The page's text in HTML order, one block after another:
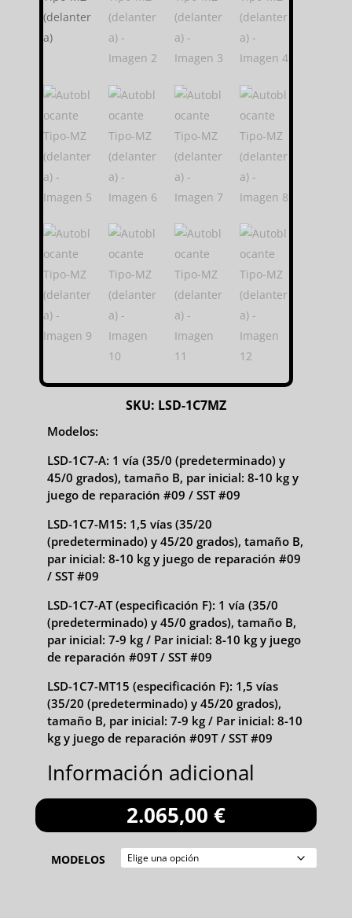
SKU: LSD-1C7MZ
Modelos:
LSD-1C7-A: 1 vía (35/0 (predeterminado) y
45/0 grados), tamaño B, par inicial: 8-10 kg y
juego de reparación #09 / SST #09
LSD-1C7-M15: 1,5 vías (35/20
(predeterminado) y 45/20 grados), tamaño B,
par inicial: 8-10 kg y juego de reparación #09
/ SST #09
LSD-1C7-AT (especificación F): 1 vía (35/0
(predeterminado) y 45/0 grados), tamaño B,
par inicial: 7-9 kg / Par inicial: 8-10 kg y juego
de reparación #09T / SST #09
LSD-1C7-MT15 (especificación F): 1,5 vías
(35/20 (predeterminado) y 45/20 grados),
tamaño B, par inicial: 7-9 kg / Par inicial: 8-10
kg y juego de reparación #09T / SST #09
Información adicional
2.065,00 €
MODELOS